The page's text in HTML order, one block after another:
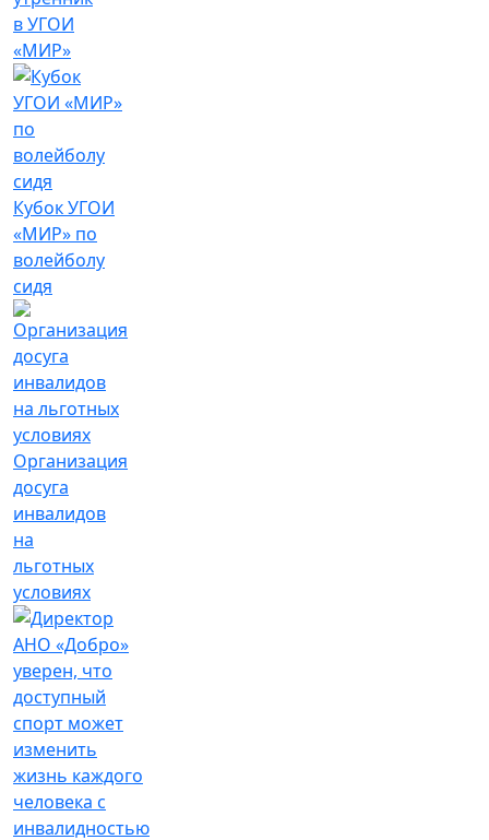
в УГОИ
«МИР»
Кубок УГОИ
«МИР» по
волейболу
сидя
Организация
досуга
инвалидов
на
льготных
условиях